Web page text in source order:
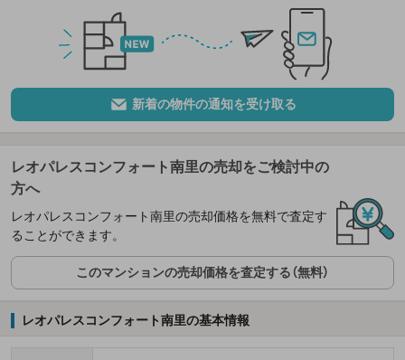
新着の物件の通知を受け取る
レオパレスコンフォート南里の売却をご検討中の
方へ
レオパレスコンフォート南里の売却価格を無料で査定す
ることができます。
このマンションの売却価格を査定する（無料）
レオパレスコンフォート南里の基本情報